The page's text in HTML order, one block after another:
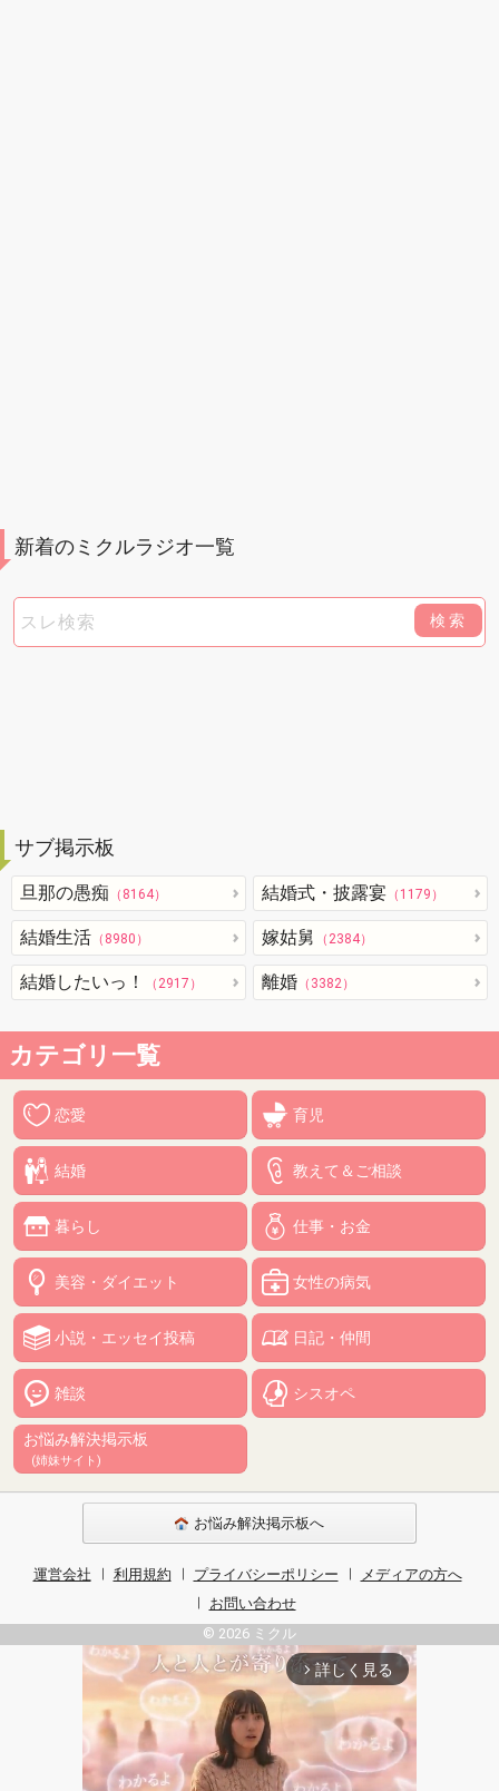
新着のミクルラジオ一覧
検索
サブ掲示板
旦那の愚痴 （8164） 結婚式・披露宴 （1179）
結婚生活 （8980） 嫁姑舅 （2384）
結婚したいっ！ （2917） 離婚 （3382）
カテゴリ一覧
恋愛 育児
結婚 教えて＆ご相談
暮らし 仕事・お金
美容・ダイエット 女性の病気
小説・エッセイ投稿 日記・仲間
雑談 シスオペ
お悩み解決掲示板
(姉妹サイト)
お悩み解決掲示板へ
運営会社 利用規約 プライバシーポリシー
メディアの方へ
お問い合わせ
© 2026 ミクル
arrow_forward_ios 詳しく見る